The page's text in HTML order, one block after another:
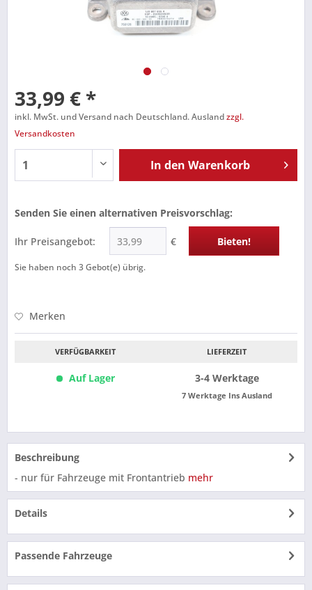
33,99 € *
inkl. MwSt. und Versand nach Deutschland. Auslandzzgl.
Versandkosten
In den Warenkorb
Senden Sie einen alternativen Preisvorschlag:
Ihr Preisangebot: € Bieten!
Sie haben noch 3Gebot(e) übrig.
Merken
VERFÜGBARKEIT
Auf Lager
LIEFERZEIT
3-4 Werktage
7 Werktage Ins Ausland
Beschreibung
- nur für Fahrzeuge mit Frontantrieb mehr
Details
Passende Fahrzeuge